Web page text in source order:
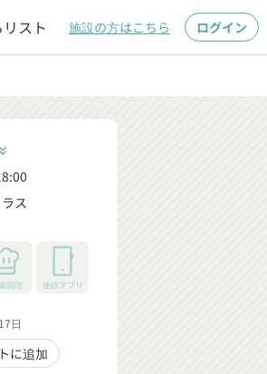
スト 施設の方はこちら ログイン
keyboard_double_arrow_down
ス
調理 連絡アプリ
日
に追加